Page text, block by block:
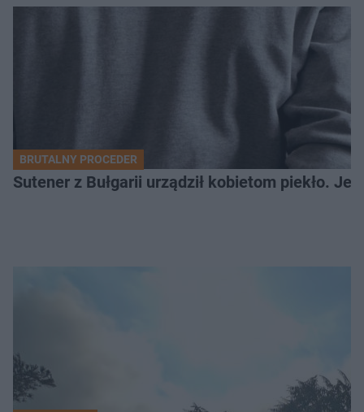
BRUTALNY PROCEDER
Sutener z Bułgarii urządził kobietom piekło.